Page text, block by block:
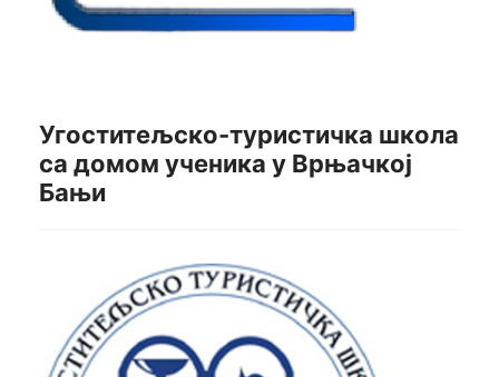
Угоститељско-туристичка школа
са домом ученика у Врњачкој
Бањи